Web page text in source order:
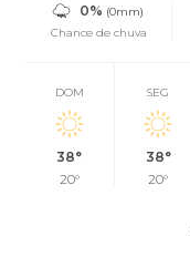
0% (0mm)
Chance de chuva
DOM
38°
20°
SEG
38°
20°